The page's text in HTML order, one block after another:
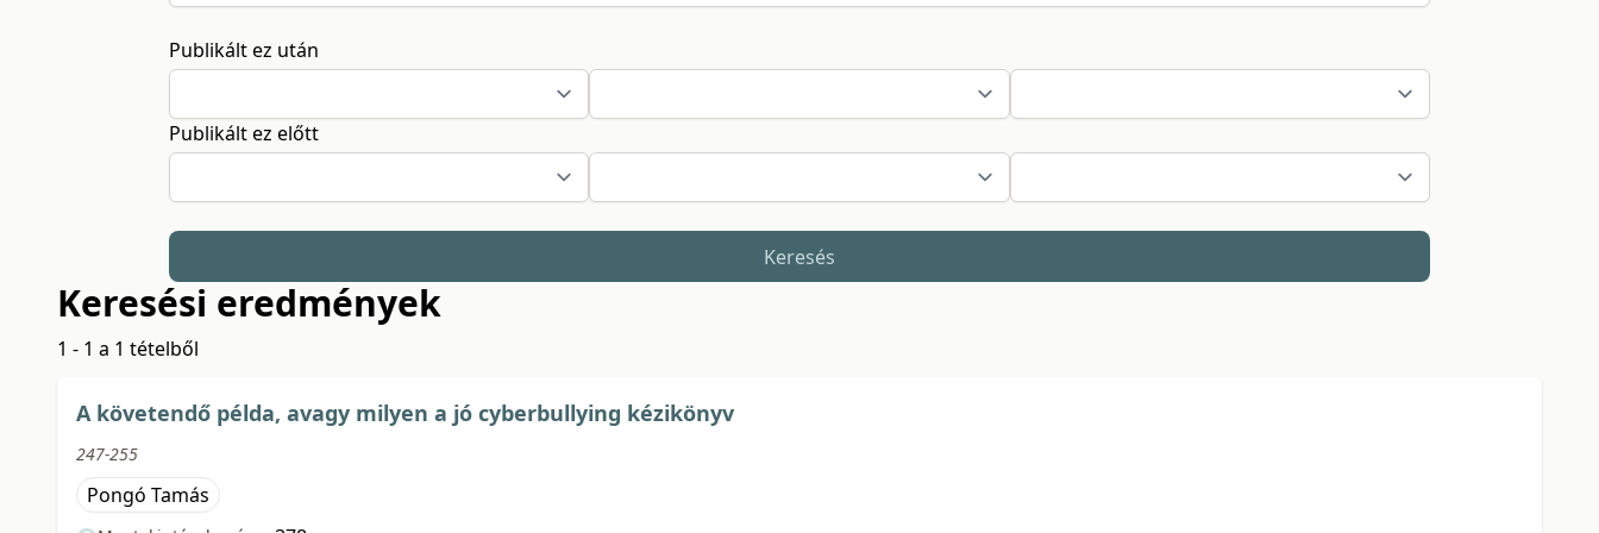
Publikált ez után
Publikált ez előtt
Keresés
Keresési eredmények
1 - 1 a 1 tételből
A követendő példa, avagy milyen a jó cyberbullying kézikönyv
247-255
Pongó Tamás